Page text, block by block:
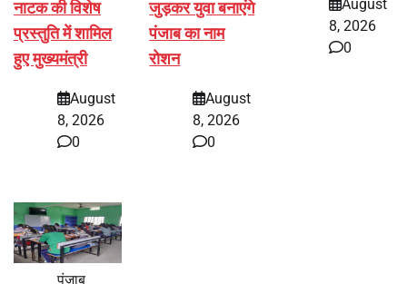
नाटक की विशेष
प्रस्तुति में शामिल
हुए मुख्यमंत्री
August
8, 2026
0
जुड़कर युवा बनाएंगे
पंजाब का नाम
रोशन
August
8, 2026
0
August
8, 2026
0
पंजाब